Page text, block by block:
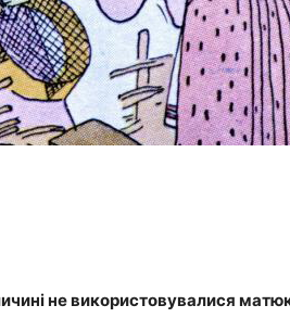
не використовувалися